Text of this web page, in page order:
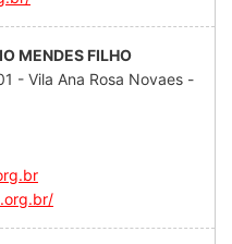
MENDES FILHO
- Vila Ana Rosa Novaes -